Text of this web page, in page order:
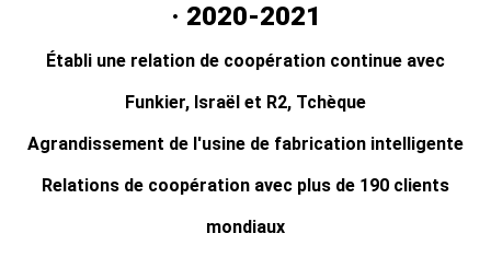
· 2020-2021
Établi une relation de coopération continue avec
Funkier, Israël et R2, Tchèque
Agrandissement de l'usine de fabrication intelligente
Relations de coopération avec plus de 190 clients
mondiaux